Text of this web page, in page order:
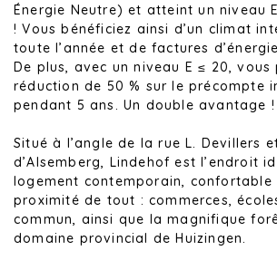
Énergie Neutre) et atteint un niveau
! Vous bénéficiez ainsi d’un climat
toute l’année et de factures
De plus, avec un niveau E ≤ 20, vous
réduction de 50 % sur le précompte
pendant 5 ans. Un double avantage !
Situé à l’angle de la rue L. Devillers
d’Alsemberg, Lindehof est l’endroit
logement contemporain,
proximité de tout : commerces,
commun, ainsi que la magnifique
domaine provincial de Huizingen.